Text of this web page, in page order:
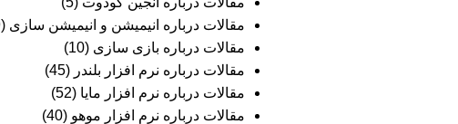
مقالات درباره انیمیشن و انیمیشن سازی (19)
مقالات درباره بازی سازی (10)
مقالات درباره نرم افزار بلندر (45)
مقالات درباره نرم افزار مایا (52)
مقالات درباره نرم افزار موهو (40)